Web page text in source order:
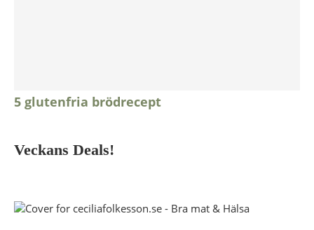
5 glutenfria brödrecept
Veckans Deals!